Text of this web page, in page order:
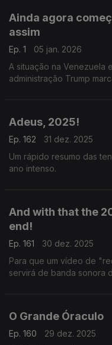
Ainda agora
assim
Ep. 1
05 jan. 2026
A situação na Venezuela
administração Trump
Adeus, 2025!
Ep. 162
31 dez. 2025
Um rápido resumo das
ano intenso.
And with that the
end!
Ep. 161
30 dez. 2025
Para que um vídeo de
servirá de banda sonora
O Grande Óraculo
Ep. 160
29 dez. 2025